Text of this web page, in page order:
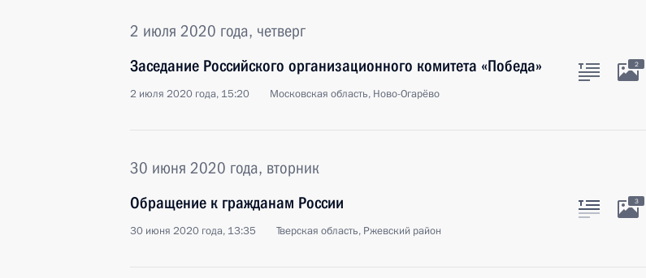
2 июля 2020 года, четверг
Заседание Российского организационного комитета «Победа»
2 июля 2020 года, 15:20 Московская область, Ново-Огарёво
2
30 июня 2020 года, вторник
Обращение к гражданам России
30 июня 2020 года, 13:35 Тверская область, Ржевский район
3